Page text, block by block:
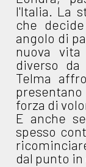
l'Italia. La
che
angolo di
nuova
diverso
Telma
forza di
E anche
spesso
dal punto